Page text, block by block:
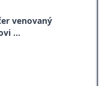
venovaný
...